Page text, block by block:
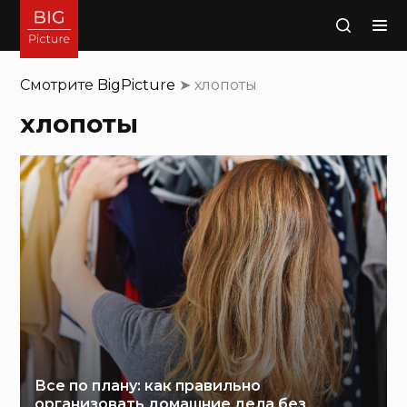
Поиск
Смотрите BigPicture ➤хлопоты
хлопоты
Все по плану: как правильно